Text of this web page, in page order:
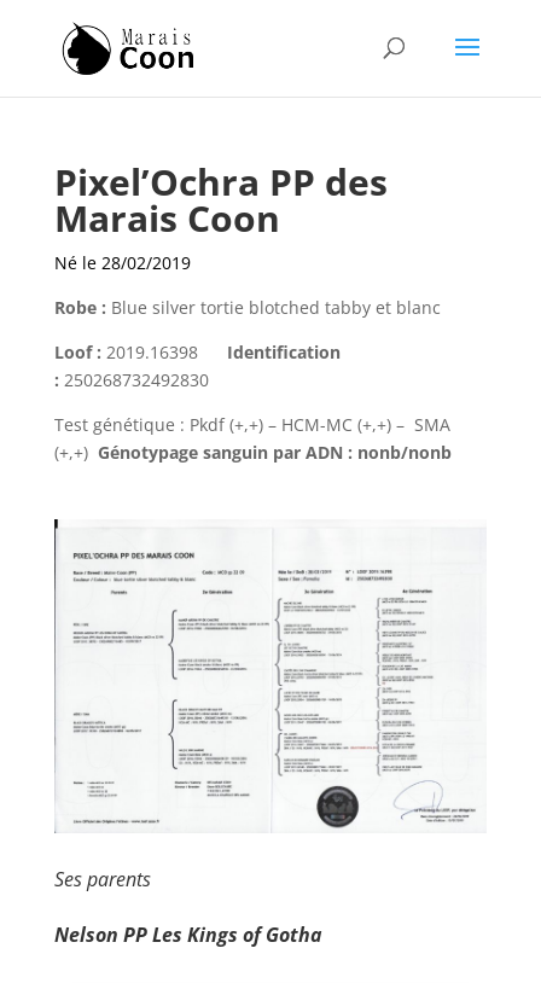
Pixel’Ochra PP des
Marais Coon
Né le 28/02/2019
Robe : Blue silver tortie blotched tabby et blanc
Loof : 2019.16398
Identification
: 250268732492830
Test génétique : Pkdf (+,+) – HCM-MC (+,+) – SMA
(+,+) Génotypage sanguin par ADN : nonb/nonb
Ses parents
Nelson PP Les Kings of Gotha